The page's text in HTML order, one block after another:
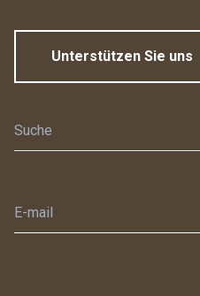
Unterstützen Sie uns